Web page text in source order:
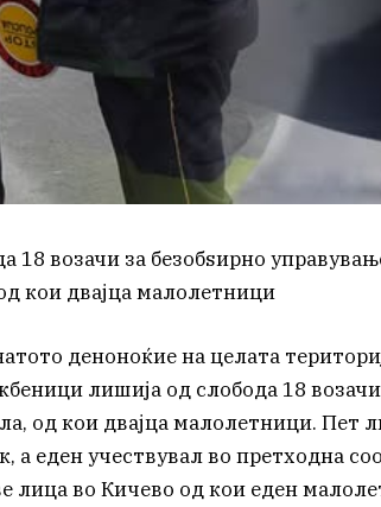
18 возачи за безобѕирно
кои двајца малолетници
деноноќие на целата
лишија од слобода 18
од кои двајца малолетници. Пет
а еден учествувал во претходна
лица во Кичево од кои еден